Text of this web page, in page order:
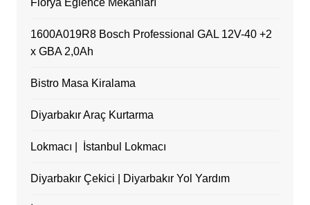
1600A019R8 Bosch Professional GAL 12V-40 +2
x GBA 2,0Ah
Bistro Masa Kiralama
Diyarbakır Araç Kurtarma
Lokmacı | İstanbul Lokmacı
Diyarbakır Çekici | Diyarbakır Yol Yardım